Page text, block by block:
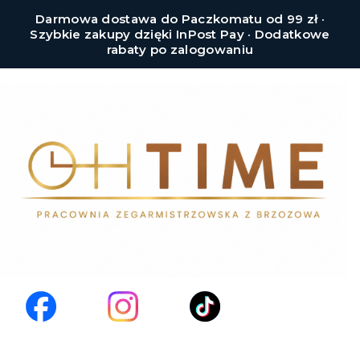
Darmowa dostawa do Paczkomatu od 99 zł ·
Szybkie zakupy dzięki InPost Pay · Dodatkowe
rabaty po zalogowaniu